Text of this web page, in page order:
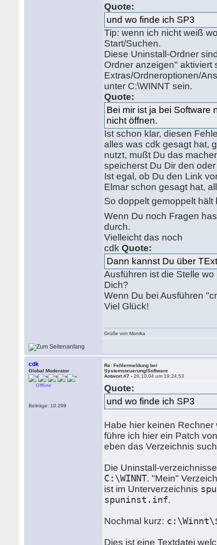
Quote:
und wo finde ich SP3
Tip: wenn ich nicht weiß
Start/Suchen.
Diese Uninstall-Ordner
Ordner anzeigen" aktiviert
Extras/Ordneroptionen/
unter C:\WINNT sein.
Quote:
Bei mir ist ja bei Software
nicht öffnen.
Ist schon klar, diesen
alles was cdk gesagt hat,
nutzt, mußt Du das
speicherst Du Dir den
Ist egal, ob Du den Link
Elmar schon gesagt hat,
So doppelt gemoppelt
Wenn Du noch Fragen
durch.
Vielleicht das noch
cdkQuote:
Dann kannst Du über
Ausführen ist die Stelle
Dich?
Wenn Du bei Ausführen
Viel Glück!
Grüße von Monika
cdk
Global Moderator
Offline
Beiträge: 10.299
Re: Fehlermeldung bei
Systemsteuerung/Software
Antwort #7 -26.10.04 um 19:24:53
Quote:
und wo finde ich SP3
Habe hier keinen
führe ich hier ein Patch
eben das Verzeichnis
Die Uninstall-
C:\WINNT. "Mein"
ist im Unterverzeichnis
spuninst.inf.
Nochmal kurz:
Dies ist eine Textdatei